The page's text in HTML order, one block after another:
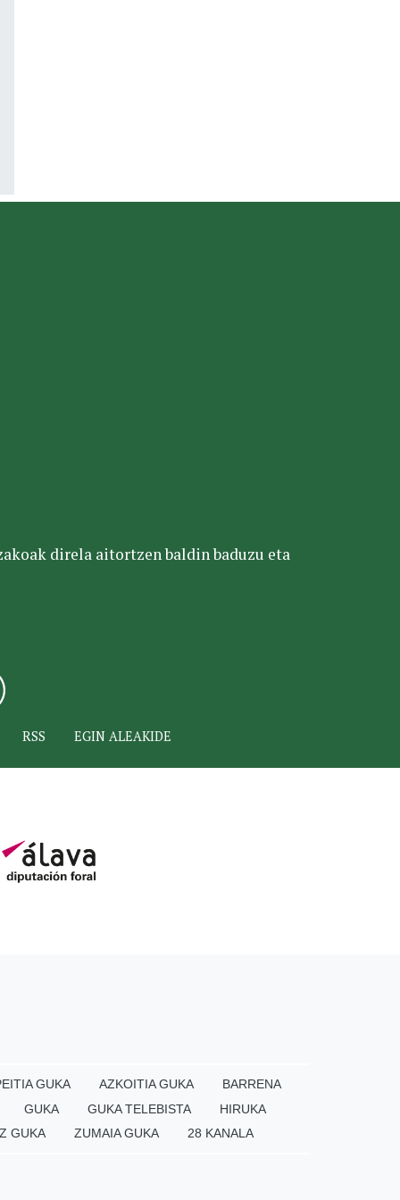
direla aitortzen baldin baduzu eta
RSS EGIN ALEAKIDE
GUKA AZKOITIA GUKA
BARRENA
GUKA GUKA TELEBISTA
HIRUKA
GUKA ZUMAIA GUKA 28 KANALA